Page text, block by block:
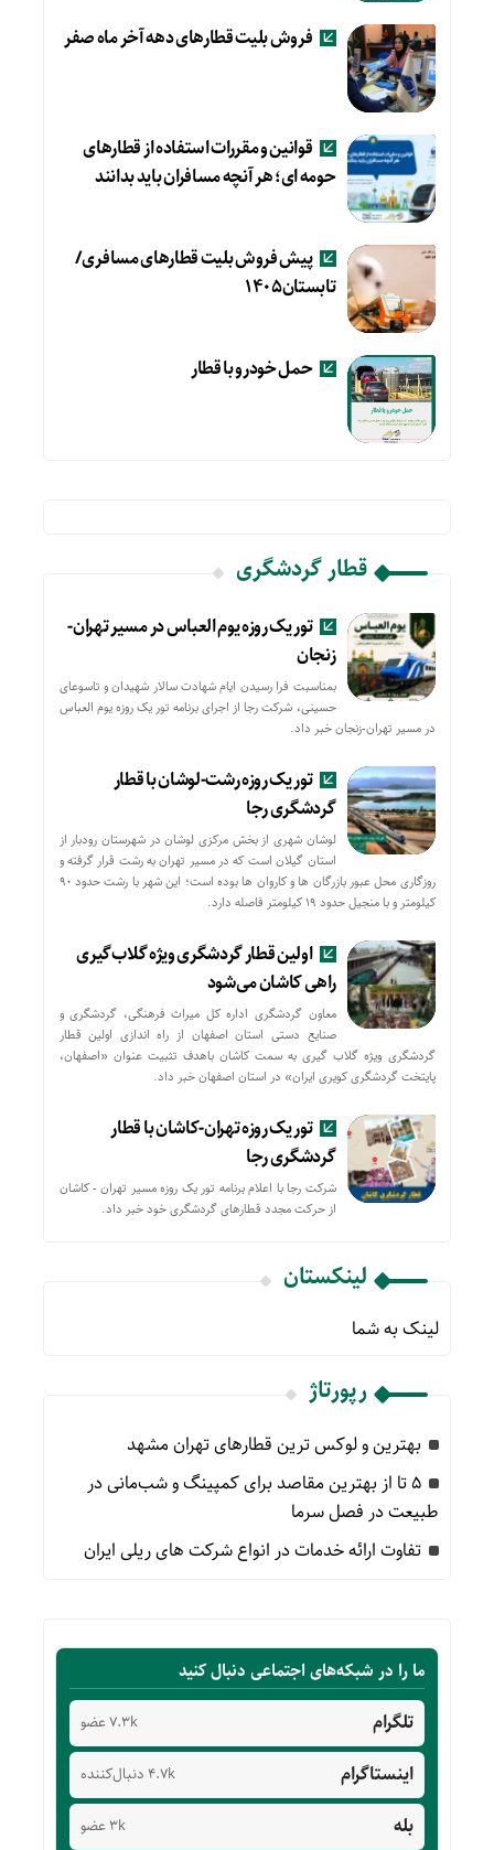
فروش بلیت قطارهای دهه آخر ماه صفر
قوانین و مقررات استفاده از قطارهای
حومه ای؛ هر آنچه مسافران باید بدانند
پیش فروش بلیت قطارهای مسافری/
تابستان۱۴۰۵
حمل خودرو با قطار
قطار گردشگری
تور یک روزه یوم العباس در مسیر تهران-
زنجان
بمناسبت فرا رسیدن ایام شهادت سالار شهیدان و تاسوعای
حسینی، شرکت رجا از اجرای برنامه تور یک روزه یوم العباس
در مسیر تهران-زنجان خبر داد.
تور یک روزه رشت-لوشان با قطار
گردشگری رجا
لوشان شهری از بخش مرکزی لوشان در شهرستان رودبار از
استان گیلان است که در مسیر تهران به رشت قرار گرفته و
روزگاری محل عبور بازرگان ها و کاروان ها بوده است؛ این شهر با رشت حدود ۹۰
کیلومتر و با منجیل حدود ۱۹ کیلومتر فاصله دارد.
اولین قطار گردشگری ویژه گلاب‌گیری
راهی کاشان می‌شود
معاون گردشگری اداره کل میراث فرهنگی، گردشگری و
صنایع دستی استان اصفهان از راه اندازی اولین قطار
گردشگری ویژه گلاب گیری به سمت کاشان باهدف تثبیت عنوان «اصفهان،
پایتخت گردشگری کویری ایران» در استان اصفهان خبر داد.
تور یک روزه تهران-کاشان با قطار
گردشگری رجا
شرکت رجا با اعلام برنامه تور یک روزه مسیر تهران - کاشان
از حركت مجدد قطارهای گردشگری خود خبر داد.
لینکستان
لینک به شما
رپورتاژ
بهترین و لوکس ترین قطارهای تهران مشهد
۵ تا از بهترین مقاصد برای کمپینگ و شب‌مانی در
طبیعت در فصل سرما
تفاوت ارائه خدمات در انواع شرکت های ریلی ایران
ما را در شبکه‌های اجتماعی دنبال کنید
تلگرام 7.3k عضو
اینستاگرام 4.7k دنبال‌کننده
بله 3k عضو